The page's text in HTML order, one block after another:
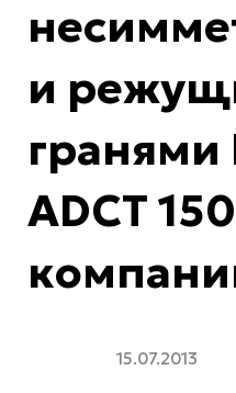
и
гранями
ADCT
15.07.2013